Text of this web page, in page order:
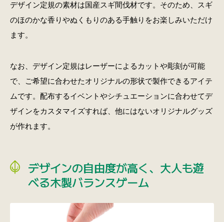
デザイン定規の素材は国産スギ間伐材です。そのため、スギ
のほのかな香りやぬくもりのある手触りをお楽しみいただけ
ます。
なお、デザイン定規はレーザーによるカットや彫刻が可能
で、ご希望に合わせたオリジナルの形状で製作できるアイテ
ムです。配布するイベントやシチュエーションに合わせてデ
ザインをカスタマイズすれば、他にはないオリジナルグッズ
が作れます。
デザインの自由度が高く、大人も遊
べる木製バランスゲーム